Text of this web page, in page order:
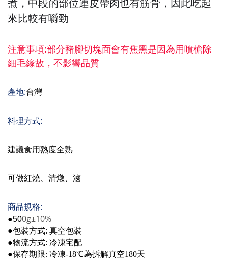
煮，中段的部位連皮帶肉也有筋骨，因此吃起
來比較有嚼勁
注意事項:部分豬腳切塊面會有焦黑是因為用噴槍除
細毛緣故，不影響品質
產地:台灣
料理方式:
建議食用熟度全熟
可做紅燒、清燉、滷
商品規格:
●500g±10%
●包裝方式: 真空包裝
●物流方式: 冷凍宅配
●保存期限: 冷凍-18℃為拆解真空180天